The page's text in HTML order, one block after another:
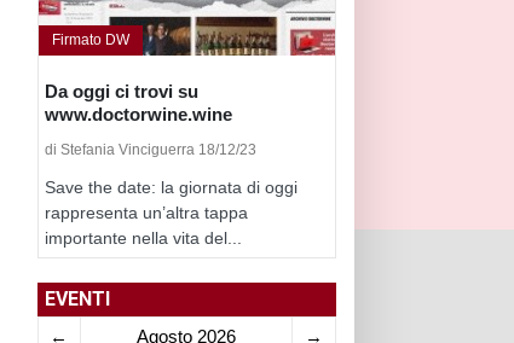
Firmato DW
Da oggi ci trovi su
www.doctorwine.wine
di Stefania Vinciguerra 18/12/23
Save the date: la giornata di oggi
rappresenta un’altra tappa
importante nella vita del...
EVENTI
← Agosto 2026 →